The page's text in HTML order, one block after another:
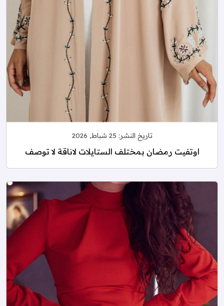
تاريخ النشر: 25 شباط, 2026
اوتفيت رمضان بمختلف الستايلات لاناقة لا توصف